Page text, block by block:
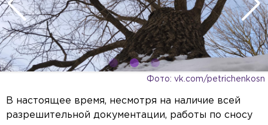
Фото: vk.com/petrichenkosn
В настоящее время, несмотря на наличие всей
разрешительной документации, работы по сносу